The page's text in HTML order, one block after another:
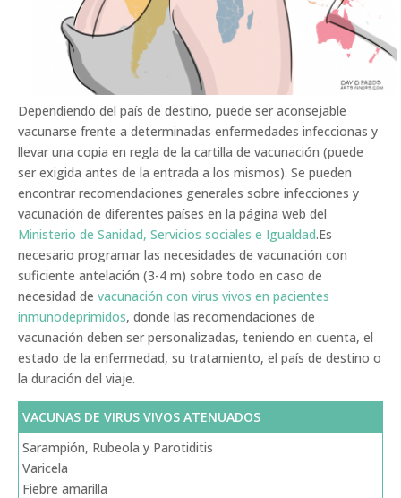
Dependiendo del país de destino, puede ser aconsejable
vacunarse frente a determinadas enfermedades infeccionas y
llevar una copia en regla de la cartilla de vacunación (puede
ser exigida antes de la entrada a los mismos). Se pueden
encontrar recomendaciones generales sobre infecciones y
vacunación de diferentes países en la página web del
Ministerio de Sanidad, Servicios sociales e Igualdad.Es
necesario programar las necesidades de vacunación con
suficiente antelación (3-4 m) sobre todo en caso de
necesidad de vacunación con virus vivos en pacientes
inmunodeprimidos, donde las recomendaciones de
vacunación deben ser personalizadas, teniendo en cuenta, el
estado de la enfermedad, su tratamiento, el país de destino o
la duración del viaje.
VACUNAS DE VIRUS VIVOS ATENUADOS
Sarampión, Rubeola y Parotiditis
Varicela
Fiebre amarilla